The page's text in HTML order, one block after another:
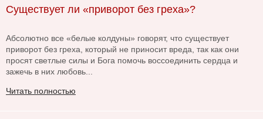
Существует ли «приворот без греха»?
Абсолютно все «белые колдуны» говорят, что существует
приворот без греха, который не приносит вреда, так как они
просят светлые силы и Бога помочь воссоединить сердца и
зажечь в них любовь...
Читать полностью